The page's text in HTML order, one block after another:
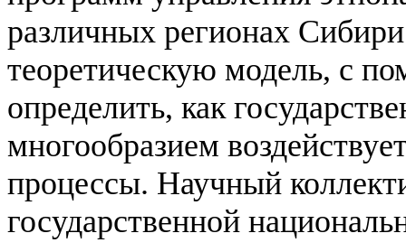
различных регионах
теоретическую модель, с
определить, как
многообразием
процессы. Научный
государственной